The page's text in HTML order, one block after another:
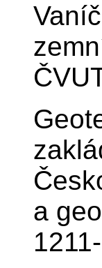
a